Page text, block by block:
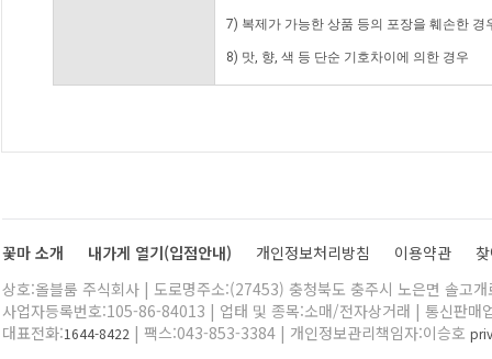
7) 복제가 가능한 상품 등의 포장을 훼손한 경
8) 맛, 향, 색 등 단순 기호차이에 의한 경우
꽃마 소개 내가게 열기(입점안내) 개인정보처리방침 이용약관
상호:올블룸 주식회사 | 도로명주소:(27453) 충청북도 충주시 노은면 솔고
사업자등록번호:105-86-84013 | 업태 및 종목:소매/전자상거래 | 통신판매
대표전화:1644-8422 | 팩스:043-853-3384 | 개인정보관리책임자:이승호